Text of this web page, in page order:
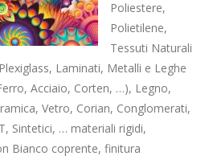
Poliestere,
Polietilene,
Tessuti Naturali
Laminati, Metalli e Leghe
Acciaio, Corten, …), Legno,
Vetro, Corian, Conglomerati,
Sintetici, … materiali rigidi,
Bianco coprente, finitura